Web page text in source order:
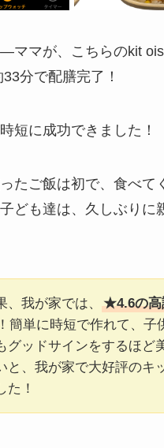
ママが、こちらのkit
分で配膳完了！
短に成功できました！
たご飯は初で、食べて
ども達は、久しぶりに
、我が家では、
★4.6の高
簡単に時短で作れて、子
グッドサインをするほど
と、我が家で大好評のキ
た！